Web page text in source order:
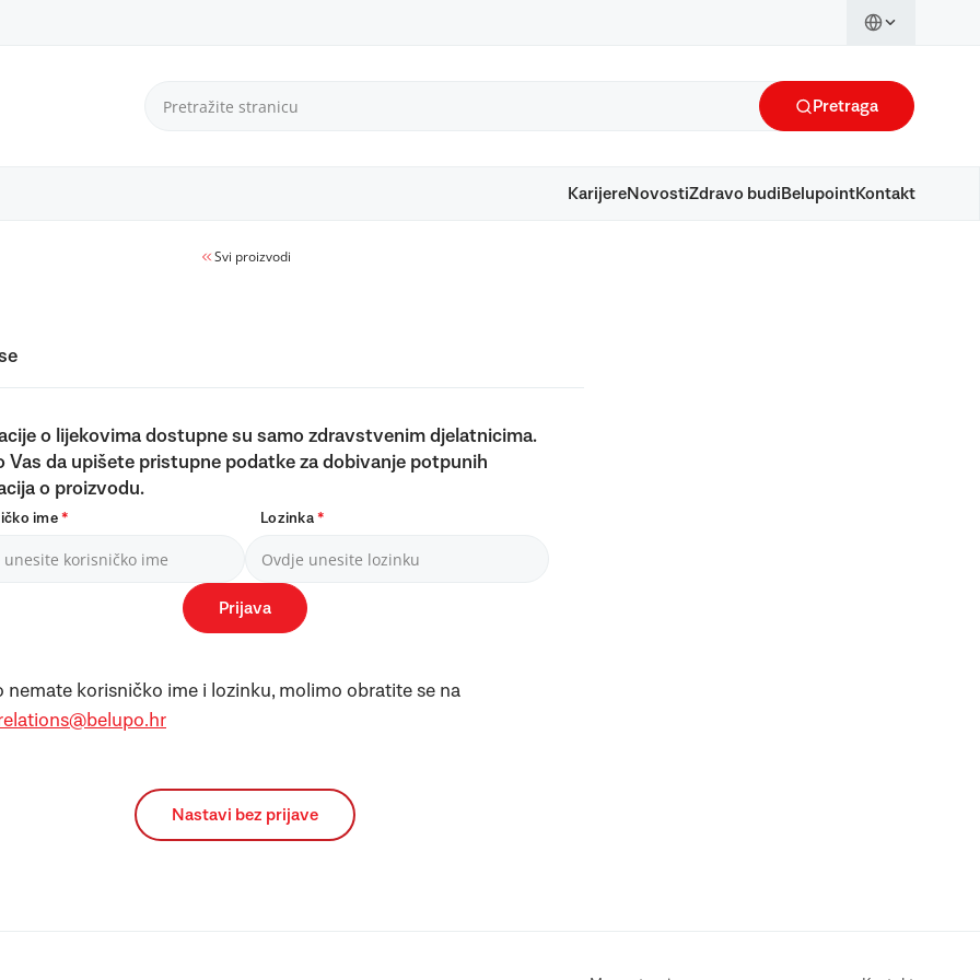
Pretraga
KarijereNovostiZdravo budi BelupointKontakt
Svi proizvodi
o lijekovima dostupne su samo zdravstvenim djelatnicima.
Vas da upišete pristupne podatke za dobivanje potpunih
o proizvodu.
ime* Lozinka*
Prijava
nemate korisničko ime i lozinku, molimo obratite se na
Nastavi bez prijave